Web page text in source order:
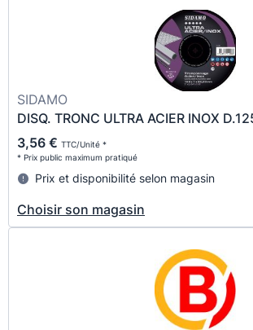
SIDAMO
DISQ. TRONC ULTRA ACIER INOX
3,56 € TTC/Unité *
* Prix public maximum pratiqué
Prix et disponibilité selon magasin
Choisir son magasin